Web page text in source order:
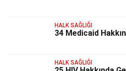
HALK SAĞLIĞI
34 Medicaid
HALK SAĞLIĞI